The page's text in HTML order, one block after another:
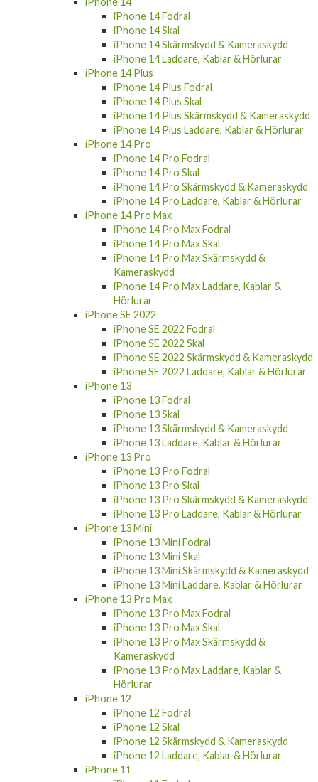
AirPods Pro 2
AirPods 1/2
AirPods Pro
AirTag
iPhone 14
iPhone 14 Fodral
iPhone 14 Skal
iPhone 14 Skärmskydd & Kameraskydd
iPhone 14 Laddare, Kablar & Hörlurar
iPhone 14 Plus
iPhone 14 Plus Fodral
iPhone 14 Plus Skal
iPhone 14 Plus Skärmskydd & Kameraskydd
iPhone 14 Plus Laddare, Kablar & Hörlurar
iPhone 14 Pro
iPhone 14 Pro Fodral
iPhone 14 Pro Skal
iPhone 14 Pro Skärmskydd & Kameraskydd
iPhone 14 Pro Laddare, Kablar & Hörlurar
iPhone 14 Pro Max
iPhone 14 Pro Max Fodral
iPhone 14 Pro Max Skal
iPhone 14 Pro Max Skärmskydd &
Kameraskydd
iPhone 14 Pro Max Laddare, Kablar &
Hörlurar
iPhone SE 2022
iPhone SE 2022 Fodral
iPhone SE 2022 Skal
iPhone SE 2022 Skärmskydd & Kameraskydd
iPhone SE 2022 Laddare, Kablar & Hörlurar
iPhone 13
iPhone 13 Fodral
iPhone 13 Skal
iPhone 13 Skärmskydd & Kameraskydd
iPhone 13 Laddare, Kablar & Hörlurar
iPhone 13 Pro
iPhone 13 Pro Fodral
iPhone 13 Pro Skal
iPhone 13 Pro Skärmskydd & Kameraskydd
iPhone 13 Pro Laddare, Kablar & Hörlurar
iPhone 13 Mini
iPhone 13 Mini Fodral
iPhone 13 Mini Skal
iPhone 13 Mini Skärmskydd & Kameraskydd
iPhone 13 Mini Laddare, Kablar & Hörlurar
iPhone 13 Pro Max
iPhone 13 Pro Max Fodral
iPhone 13 Pro Max Skal
iPhone 13 Pro Max Skärmskydd &
Kameraskydd
iPhone 13 Pro Max Laddare, Kablar &
Hörlurar
iPhone 12
iPhone 12 Fodral